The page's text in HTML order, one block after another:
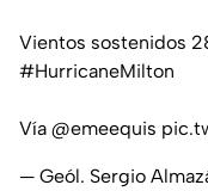
Vientos sostenidos
#HurricaneMilton
Vía @emeequis
— Geól. Sergio